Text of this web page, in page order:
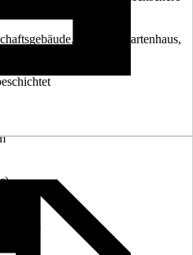
Carport, Gartenhaus,